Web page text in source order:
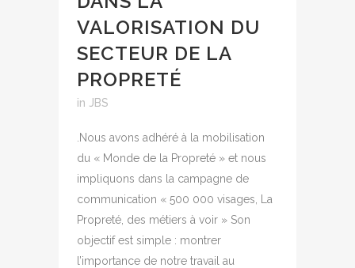
VALORISATION DU
SECTEUR DE LA
PROPRETÉ
in JBS
.Nous avons adhéré à la mobilisation
du « Monde de la Propreté » et nous
impliquons dans la campagne de
communication « 500 000 visages, La
Propreté, des métiers à voir » Son
objectif est simple : montrer
l’importance de notre travail au